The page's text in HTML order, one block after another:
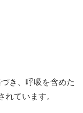
き、呼吸を含めた
ています。